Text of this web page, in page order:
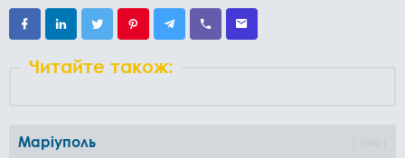
Читайте також:
Маріуполь